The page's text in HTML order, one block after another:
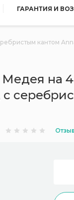
ГАРАНТИЯ И
кантом
на